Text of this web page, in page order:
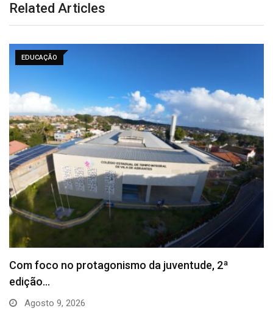
Related Articles
EDUCAÇÃO
Camaçari avança no Ideb e reforça compromisso
com…
Agosto 8, 2026